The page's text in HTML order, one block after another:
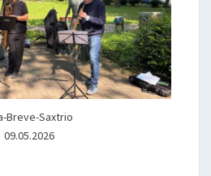
Breve-Saxtrio
09.05.2026